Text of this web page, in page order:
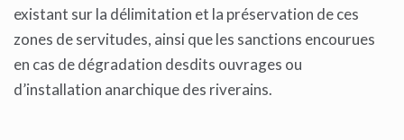
existant sur la délimitation et la préservation de ces
zones de servitudes, ainsi que les sanctions encourues
en cas de dégradation desdits ouvrages ou
d’installation anarchique des riverains.